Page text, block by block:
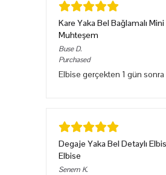
Kare Yaka Bel Bağlamalı
Muhteşem
Buse D.
Purchased
Elbise gerçekten 1 gün
Degaje Yaka Bel Detaylı
Elbise
Senem K.